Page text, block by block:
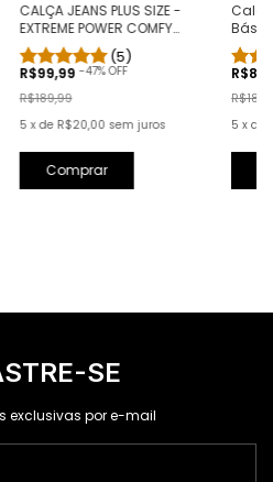
CALÇA JEANS PLUS SIZE -
EXTREME POWER COMFY
PRETA
(5)
R$99,99 -47% OFF
R$189,99
5 xde R$20,00 sem juros
Comprar
5 x de
SE
exclusivas por e-mail